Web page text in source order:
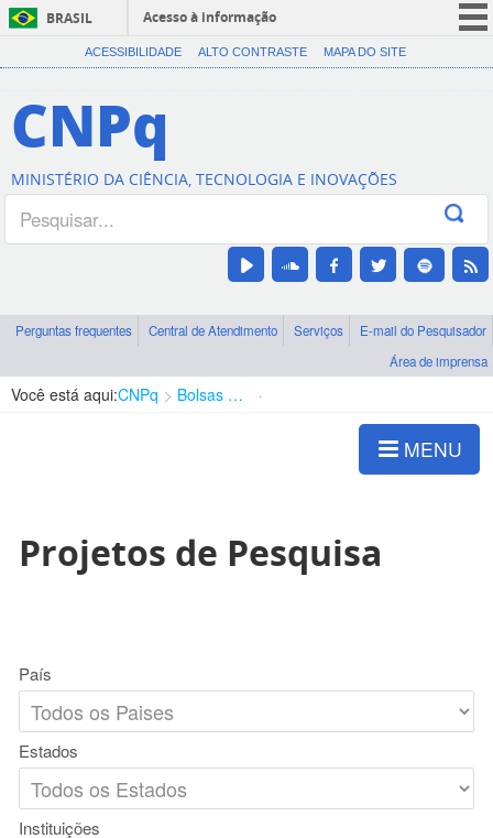
BRASIL
Acesso à informação
CORONAVÍRUS (COVID-19)
Canais
ACESSIBILIDADE ALTO CONTRASTE MAPA DO SITE
CNPq
MINISTÉRIO DA CIÊNCIA, TECNOLOGIA E INOVAÇÕES
Perguntas frequentes Central de Atendimento Serviços
E-mail do Pesquisador
Área de imprensa
Você está aqui:CNPq Bolsas e Auxílios Vigentes
MENU
Projetos de Pesquisa
País
Estados
Instituições